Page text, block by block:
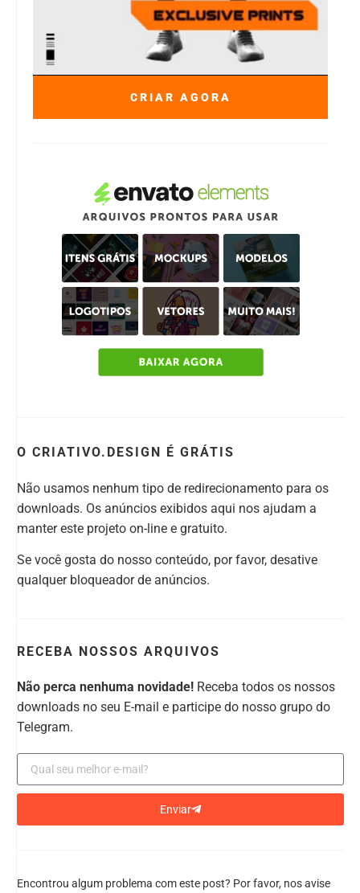
CRIAR AGORA
O CRIATIVO.DESIGN É GRÁTIS
Não usamos nenhum tipo de redirecionamento para os
downloads. Os anúncios exibidos aqui nos ajudam a
manter este projeto on-line e gratuito.
Se você gosta do nosso conteúdo, por favor, desative
qualquer bloqueador de anúncios.
RECEBA NOSSOS ARQUIVOS
Não perca nenhuma novidade! Receba todos os nossos
downloads no seu E-mail e participe do nosso grupo do
Telegram.
Enviar
Encontrou algum problema com este post? Por favor, nos avise